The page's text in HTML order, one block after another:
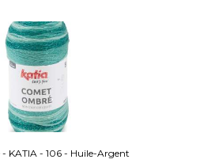
KATIA - 106 - Huile-Argent